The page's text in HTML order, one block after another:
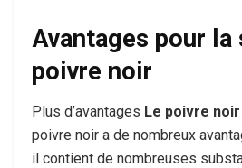
Avantages pour la
poivre noir
Plus d’avantages Le poivre noir
poivre noir a de nombreux
il contient de nombreuses